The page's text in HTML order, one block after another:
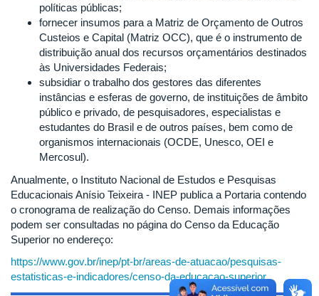
políticas públicas;
fornecer insumos para a Matriz de Orçamento de Outros
Custeios e Capital (Matriz OCC), que é o instrumento de
distribuição anual dos recursos orçamentários destinados
às Universidades Federais;
subsidiar o trabalho dos gestores das diferentes
instâncias e esferas de governo, de instituições de âmbito
público e privado, de pesquisadores, especialistas e
estudantes do Brasil e de outros países, bem como de
organismos internacionais (OCDE, Unesco, OEI e
Mercosul).
Anualmente, o Instituto Nacional de Estudos e Pesquisas
Educacionais Anísio Teixeira - INEP publica a Portaria contendo
o cronograma de realização do Censo. Demais informações
podem ser consultadas no página do Censo da Educação
Superior no endereço:
https://www.gov.br/inep/pt-br/areas-de-atuacao/pesquisas-
estatisticas-e-indicadores/censo-da-educacao-superior